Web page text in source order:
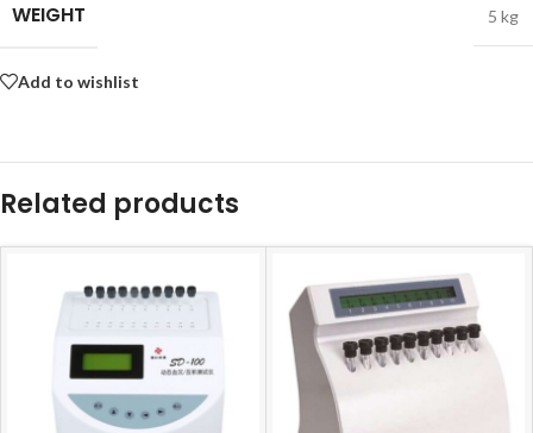
WEIGHT 5 kg
Add to wishlist
Related products